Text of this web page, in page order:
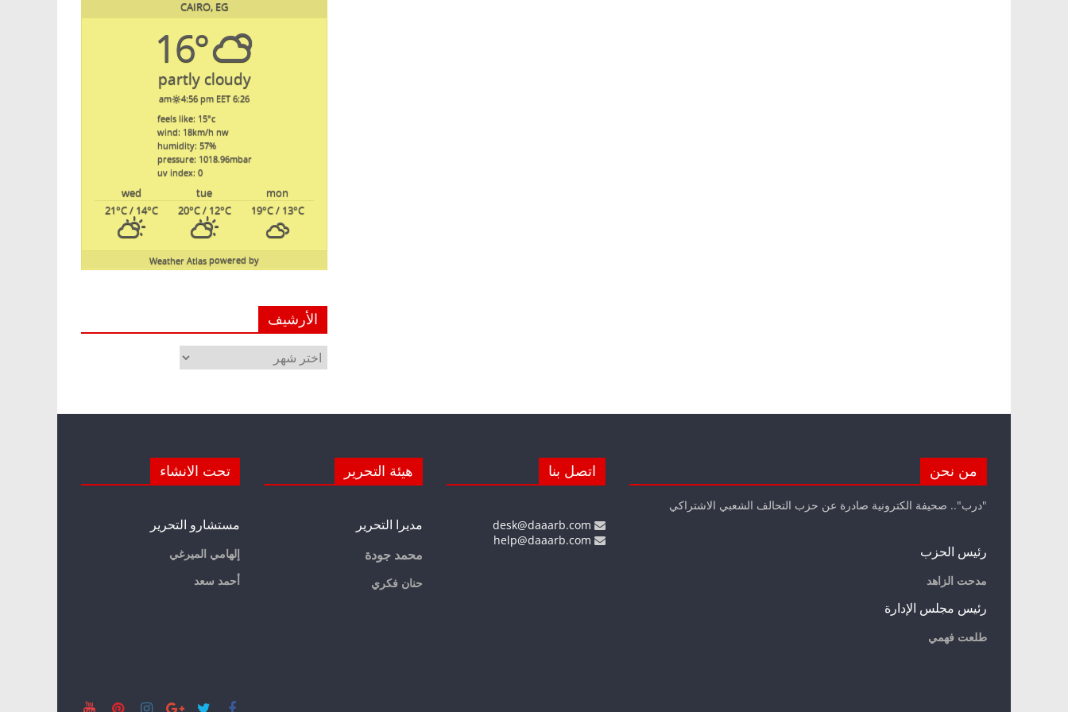
CAIRO, EG
16°
partly cloudy
6:26 am
4:56 pm EET
feels like: 15°c
wind: 18km/h nw
humidity: 57%
pressure: 1018.96mbar
uv index: 0
mon
tue
wed
19°C/ 13°C
20°C/ 12°C
21°C/ 14°C
powered by
Weather Atlas
الأرشيف
الأرشيف
من نحن
"درب".. صحيفة الكترونية صادرة عن حزب التحالف الشعبي الاشتراكي
رئيس الحزب
مدحت الزاهد
رئيس مجلس الإدارة
طلعت فهمي
اتصل بنا هيئة التحرير
مديرا التحرير
محمد جودة
حنان فكري
تحت الانشاء
مستشارو التحرير
إلهامي الميرغي
أحمد سعد